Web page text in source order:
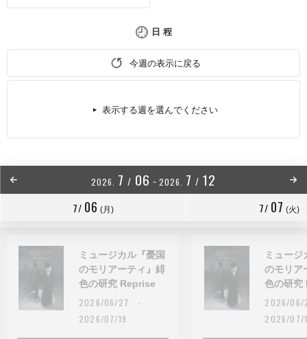
日 程
今週の表示に戻る
表示する週を選んでください
2026. 7 / 06 ~ 2026. 7 / 12
7/ 06 (月) 7/ 07 (火)
ミュージカル『憂国
のモリアーティ』緋
色の研究 Reprise
2026/06/27 -
2026/07/19
ミュージ
のモリア
色の研究
2026/
2026/07/